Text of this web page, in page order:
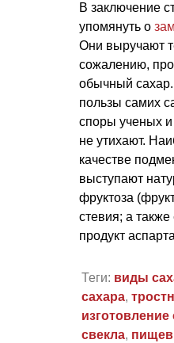
В заключение
упомянуть о
Они выручают
сожалению,
обычный
пользы самих
споры ученых и
не утихают.
качестве
выступают
фруктоза
стевия; а также
продукт
Теги: виды
сахара,
изготовление
свекла,